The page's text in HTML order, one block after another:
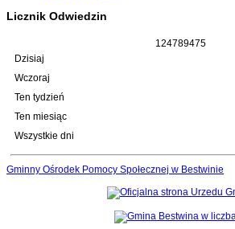
Licznik Odwiedzin
124789475
Dzisiaj
Wczoraj
Ten tydzień
Ten miesiąc
Wszystkie dni
Gminny Ośrodek Pomocy Społecznej w Bestwinie